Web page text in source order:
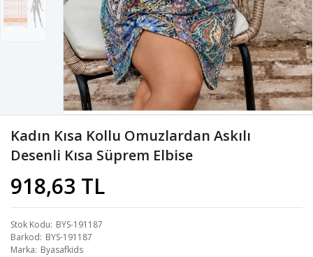
Kadın Kısa Kollu Omuzlardan Askılı
Desenli Kısa Süprem Elbise
918,63 TL
Stok Kodu BYS-191187
Barkod BYS-191187
Marka Byasafkids